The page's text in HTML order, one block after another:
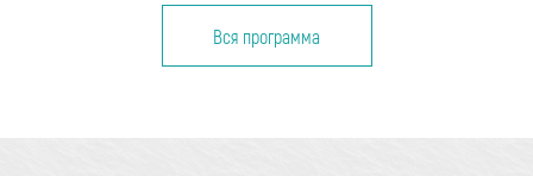
Вся программа